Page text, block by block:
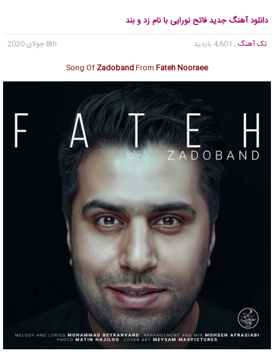
دانلود آهنگ جدید فاتح نورایی با نام زد و بند
تک آهنگ , 4,601 بازدید
8th جولای 2020
Song Of ZadobandFrom Fateh Nooraee